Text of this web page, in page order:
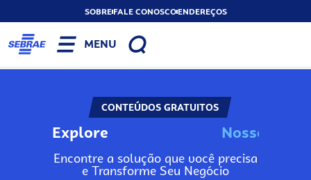
SOBREFALE CONOSCOENDEREÇOS
MENU
CONTEÚDOS GRATUITOS
Explore Nosso
Encontre a solução que você precisa
e Transforme Seu Negócio